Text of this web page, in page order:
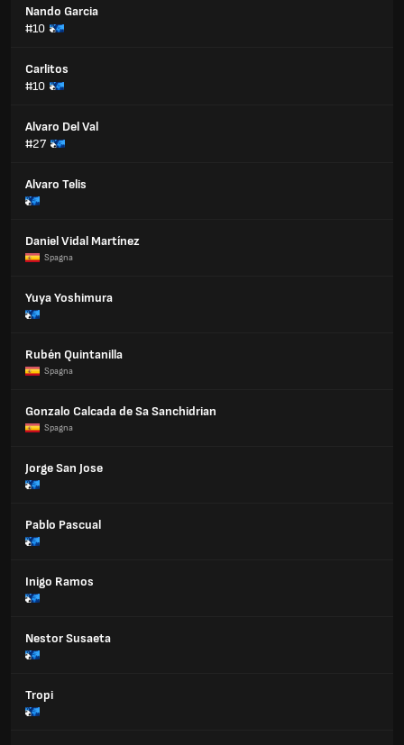
Nando Garcia
#10
Carlitos
#10
Alvaro Del Val
#27
Alvaro Telis
Daniel Vidal Martínez
Spagna
Yuya Yoshimura
Rubén Quintanilla
Spagna
Gonzalo Calcada de Sa Sanchidrian
Spagna
Jorge San Jose
Pablo Pascual
Inigo Ramos
Nestor Susaeta
Tropi